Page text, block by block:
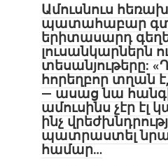
Ամուսնուս
պատահաբար
երիտասարդ
լուսանկարներն
տեսանյութերը:
հորեղբոր տղան
— ասաց նա
ամուսինս չէր էլ
ինչ
պատրաստել նրա
համար…